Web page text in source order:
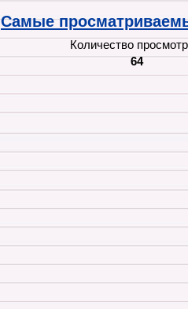
Самые
Количество
64